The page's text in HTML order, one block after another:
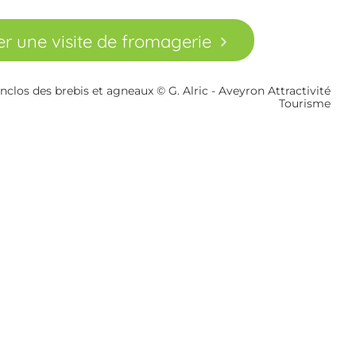
une visite de fromagerie
des brebis et agneaux © G. Alric - Aveyron Attractivité
Tourisme